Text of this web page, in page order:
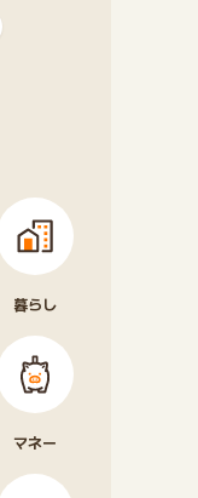
暮らし
マネー